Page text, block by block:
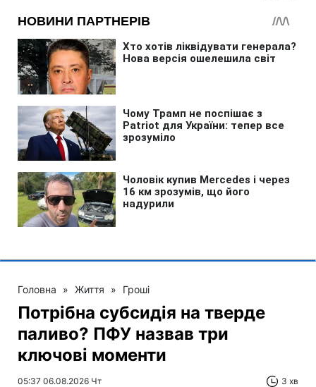
Головна » Життя » Гроші
Потрібна субсидія на тверде
паливо? ПФУ назвав три
ключові моменти
05:37 06.08.2026 Чт 3 хв